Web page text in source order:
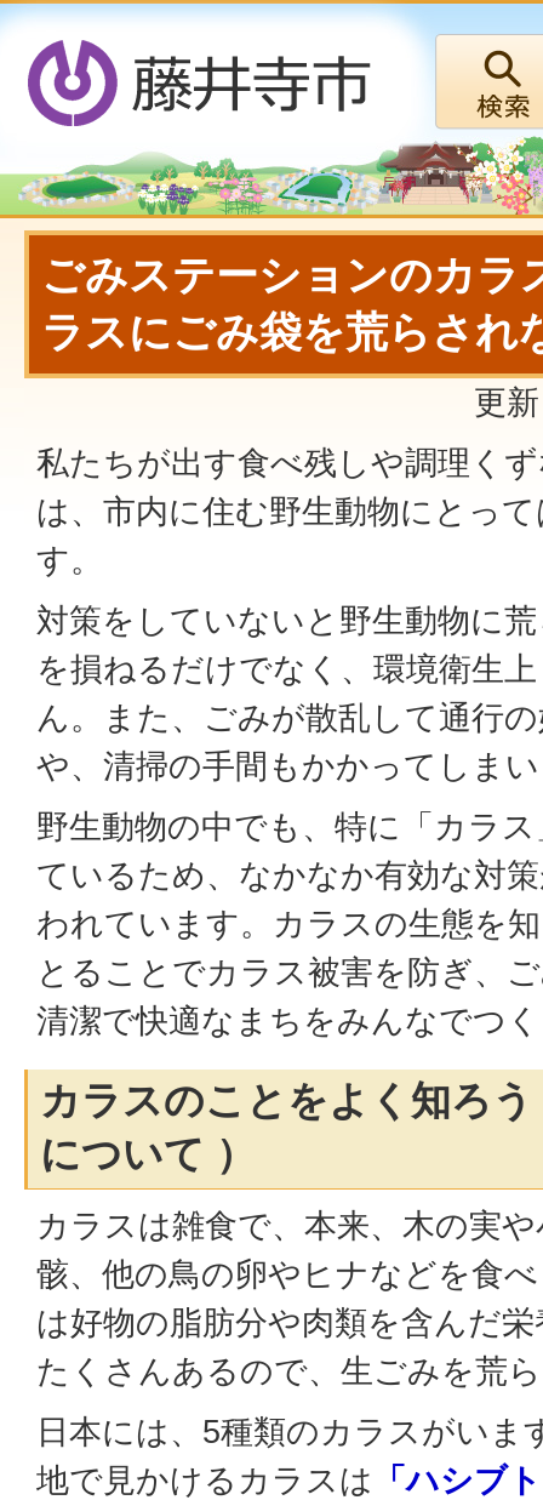
ごみステーションのカラ
ラスにごみ袋を荒らされ
更
私たちが出す食べ残しや調理く
は、市内に住む野生動物にとっ
す。
対策をしていないと野生動物に
を損ねるだけでなく、環境衛生
ん。また、ごみが散乱して通行
や、清掃の手間もかかってしま
野生動物の中でも、特に「カラ
ているため、なかなか有効な対
われています。カラスの生態を
とることでカラス被害を防ぎ、
清潔で快適なまちをみんなでつ
カラスのことをよく知ろ
について ）
カラスは雑食で、本来、木の実
骸、他の鳥の卵やヒナなどを食
は好物の脂肪分や肉類を含んだ
たくさんあるので、生ごみを荒
日本には、5種類のカラスがいま
地で見かけるカラスは 「ハシブ